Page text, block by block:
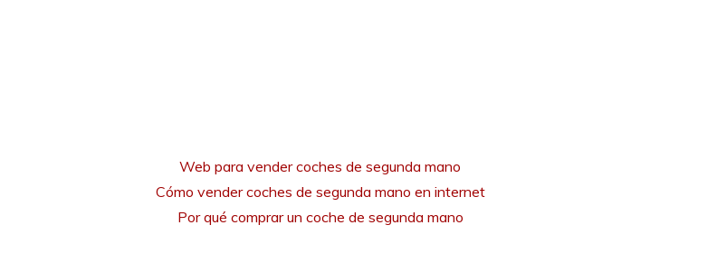
Web para vender coches de segunda mano
Cómo vender coches de segunda mano en internet
Por qué comprar un coche de segunda mano